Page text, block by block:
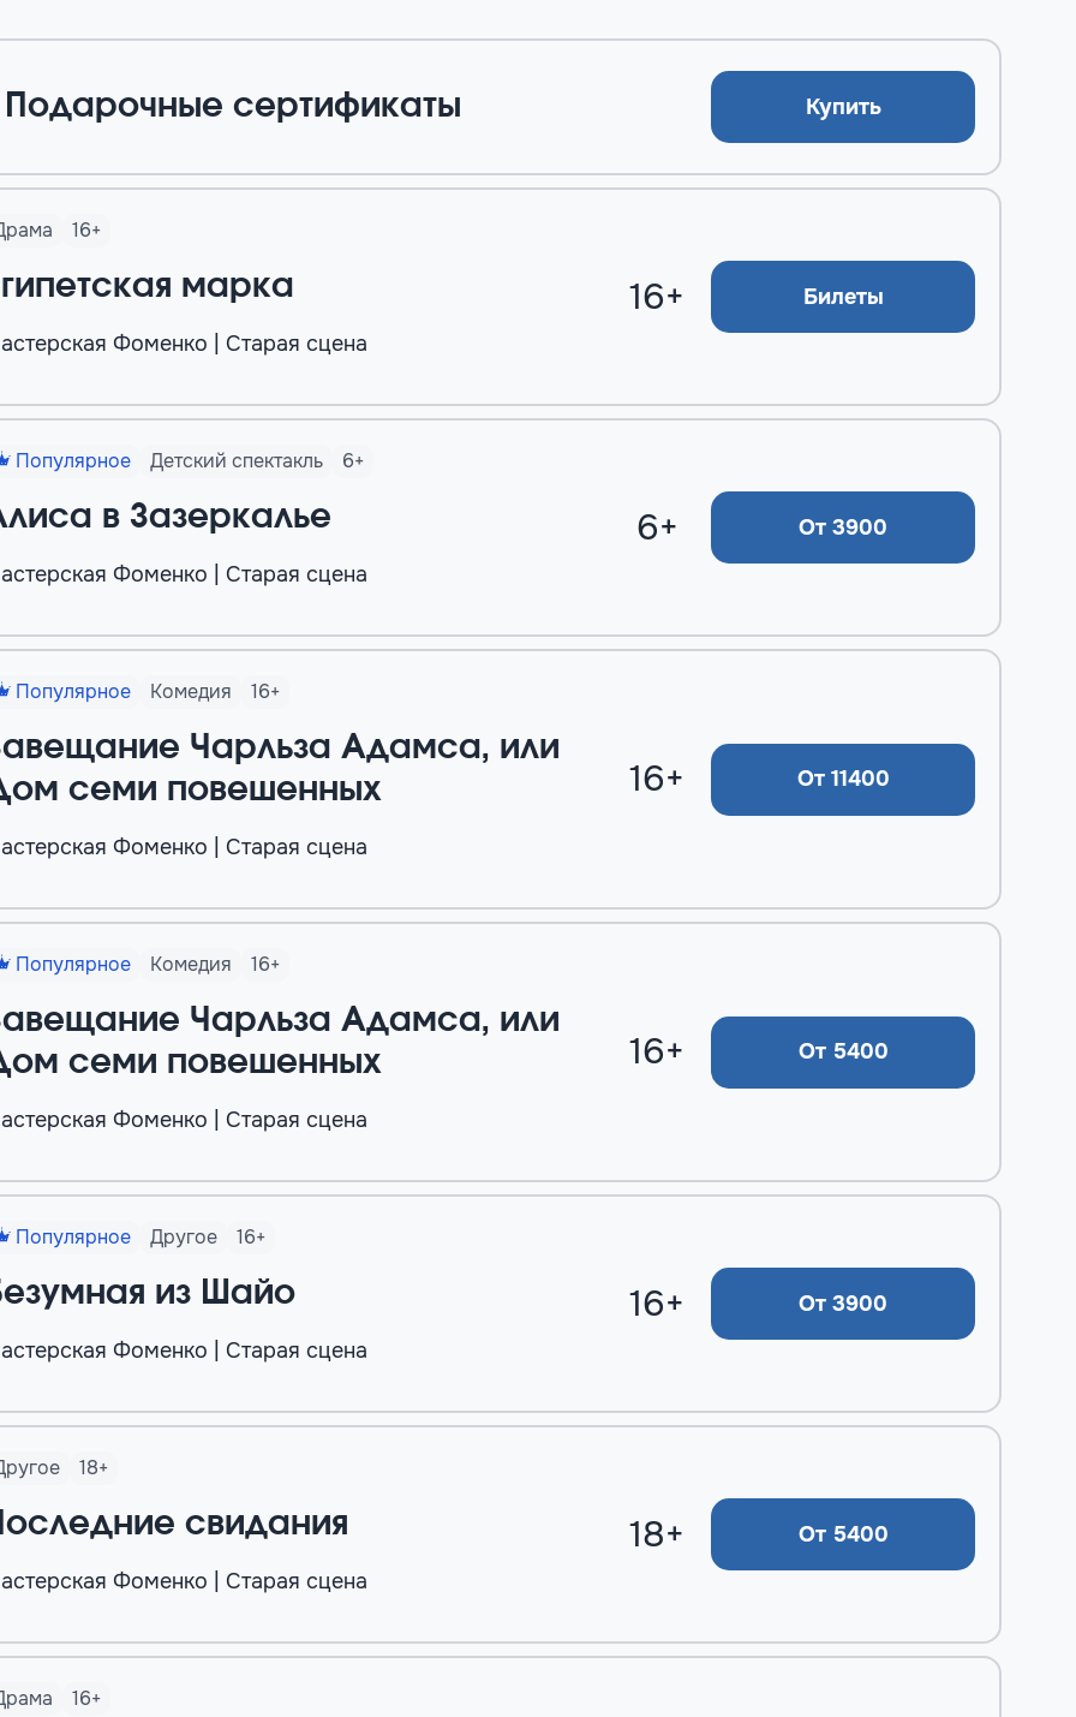
Подарочные сертификаты Купить
16+
марка
Фоменко | Старая сцена
16+ Билеты
Популярное Детский спектакль 6+
в Зазеркалье
Фоменко | Старая сцена
6+ От 3900
Популярное Комедия 16+
Чарльза Адамса, или
семи повешенных
Фоменко | Старая сцена
16+ От 11400
Популярное Комедия 16+
Чарльза Адамса, или
семи повешенных
Фоменко | Старая сцена
16+ От 5400
Популярное Другое 16+
из Шайо
Фоменко | Старая сцена
16+ От 3900
18+
свидания
Фоменко | Старая сцена
18+ От 5400
16+